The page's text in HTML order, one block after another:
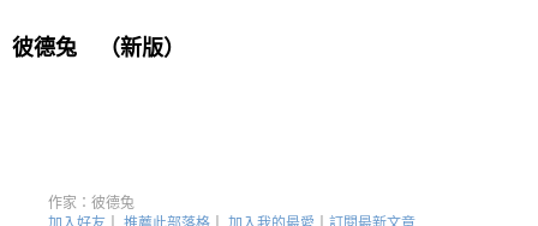
彼德兔 （新版）
作家：彼德兔